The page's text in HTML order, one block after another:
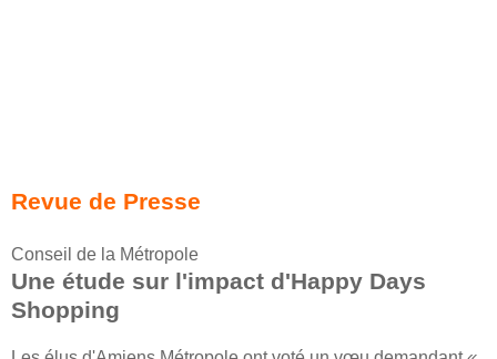
Revue de Presse
Conseil de la Métropole
Une étude sur l'impact d'Happy Days
Shopping